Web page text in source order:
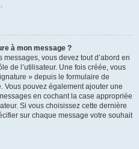
à mon message ?
vous devez tout d’abord en
de l’utilisateur. Une fois créée, vous
» depuis le formulaire de
Vous pouvez également ajouter une
en cochant la case appropriée
Si vous choisissez cette dernière
sur chaque message votre souhait